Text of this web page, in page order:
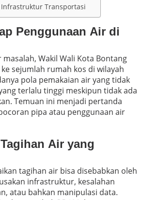
Transportasi
Penggunaan Air di
Wakil Wali Kota Bontang
sejumlah rumah kos di wilayah
pola pemakaian air yang tidak
terlalu tinggi meskipun tidak ada
Temuan ini menjadi pertanda
pipa atau penggunaan air
Air yang
tagihan air bisa disebabkan oleh
infrastruktur, kesalahan
atau bahkan manipulasi data.